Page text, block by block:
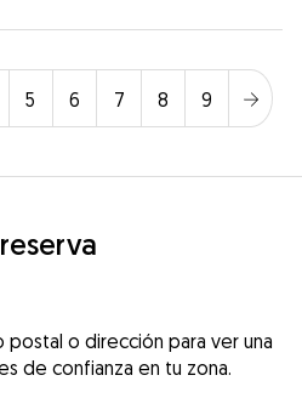
5 6 7 8 9
postal o dirección para ver una
de confianza en tu zona.